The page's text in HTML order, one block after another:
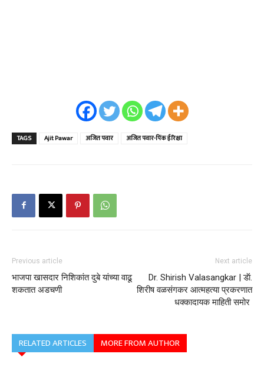
TAGS Ajit Pawar अजित पवार अजित पवार-पिंक ई रिक्षा
Previous article
भाजपा खासदार निशिकांत दुबे यांच्या वाढू
शकतात अडचणी
Next article
Dr. Shirish Valasangkar | डॅा.
शिरीष वळसंगकर आत्महत्या प्रकरणात
धक्कादायक माहिती समोर
RELATED ARTICLES MORE FROM AUTHOR